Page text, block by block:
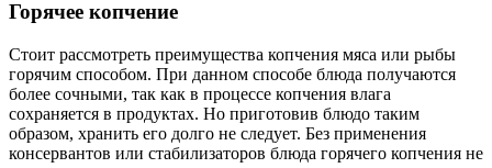
Горячее копчение
Стоит рассмотреть преимущества копчения мяса или рыбы
горячим способом. При данном способе блюда получаются
более сочными, так как в процессе копчения влага
сохраняется в продуктах. Но приготовив блюдо таким
образом, хранить его долго не следует. Без применения
консервантов или стабилизаторов блюда горячего копчения не